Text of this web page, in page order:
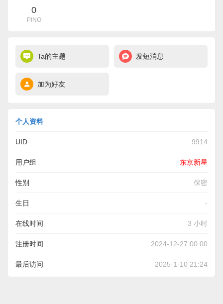
0
PINO
Ta的主题 发短消息
加为好友
个人资料
UID 9914
用户组 东京新星
性别 保密
生日 -
在线时间 3 小时
注册时间 2024-12-27 00:00
最后访问 2025-1-10 21:24